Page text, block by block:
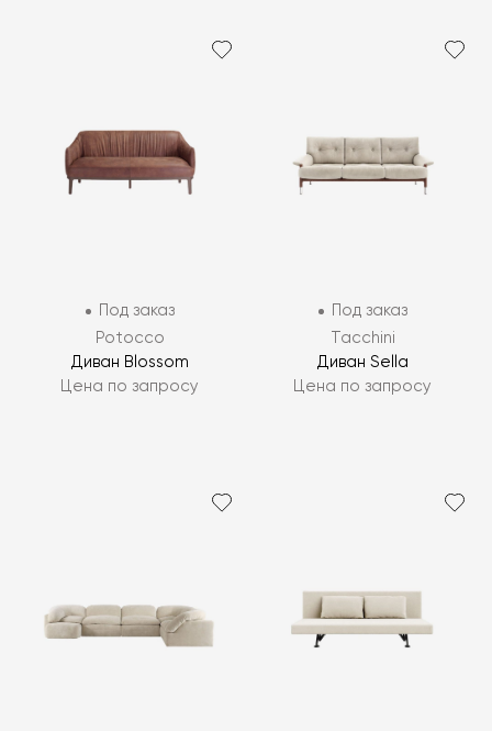
Под заказ
Potocco
Диван Blossom
Цена по запросу
Под заказ
Tacchini
Диван Sella
Цена по запросу